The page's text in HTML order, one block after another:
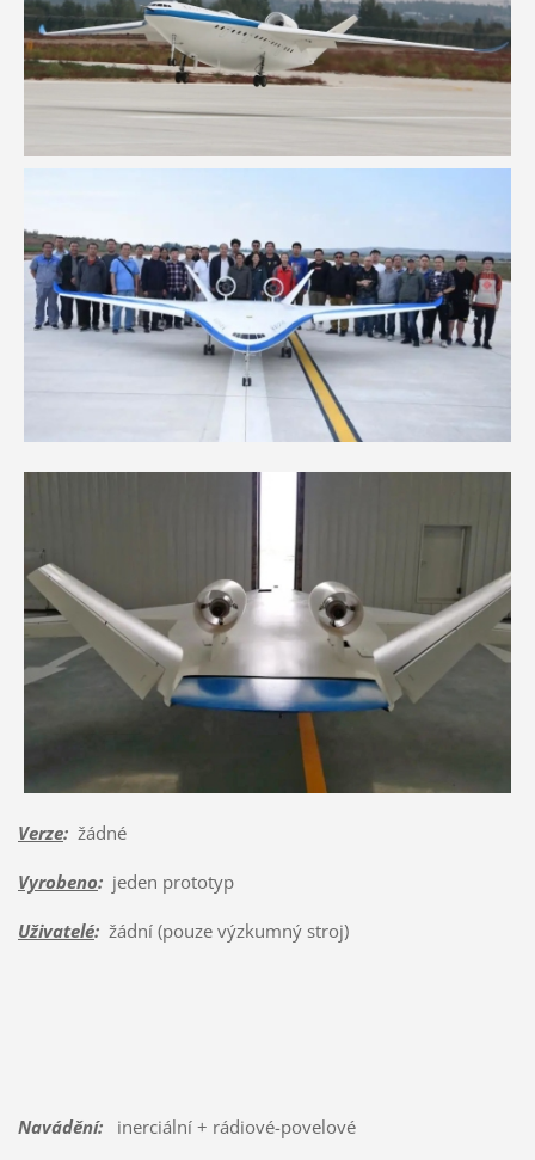
Verze:žádné
Vyrobeno:jeden prototyp
Uživatelé:žádní (pouze výzkumný stroj)
Navádění:inerciální + rádiové-povelové